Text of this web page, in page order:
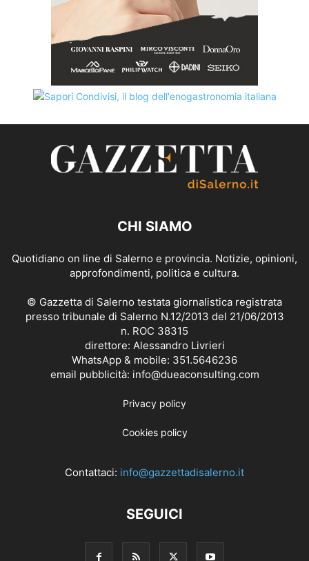
CHI SIAMO
Quotidiano on line di Salerno e provincia. Notizie, opinioni,
approfondimenti, politica e cultura.
© Gazzetta di Salerno testata giornalistica registrata
presso tribunale di Salerno N.12/2013 del 21/06/2013
n. ROC 38315
direttore: Alessandro Livrieri
WhatsApp & mobile: 351.5646236
email pubblicità: info@dueaconsulting.com
Privacy policy
Cookies policy
Contattaci: info@gazzettadisalerno.it
SEGUICI